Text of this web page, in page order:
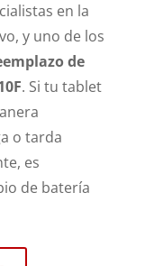
en la
y uno de los
de
. Si tu tablet
o tarda
es
de batería